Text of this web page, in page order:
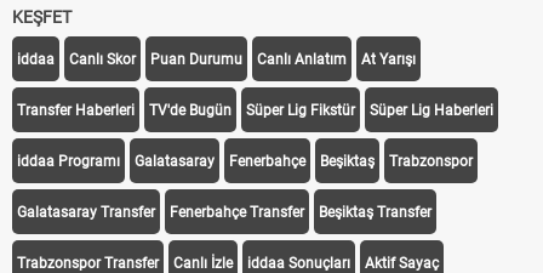
KEŞFET
iddaa Canlı Skor Puan Durumu Canlı Anlatım At Yarışı
Transfer Haberleri TV'de Bugün Süper Lig Fikstür Süper Lig Haberleri
iddaa Programı Galatasaray Fenerbahçe Beşiktaş Trabzonspor
Galatasaray Transfer Fenerbahçe Transfer Beşiktaş Transfer
Trabzonspor Transfer Canlı İzle iddaa Sonuçları Aktif Sayaç